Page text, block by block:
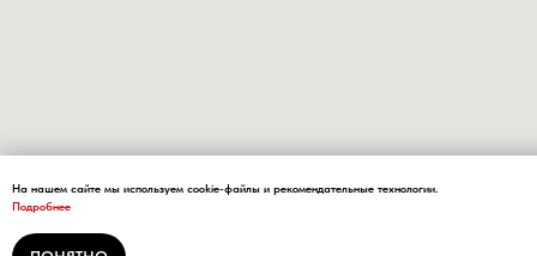
На нашем сайте мы используем cookie-файлы и рекомендательные технологии.
Подробнее